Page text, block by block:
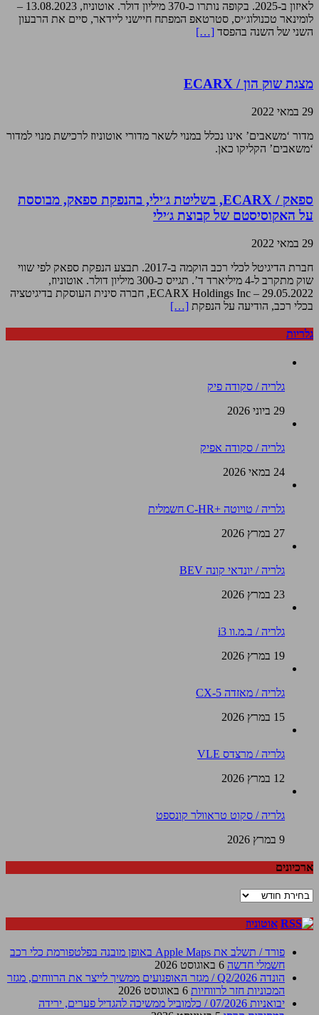
לאיזון ב-2025. בקופה נותרו כ-370 מיליון דולר. אוטוניוז, 13.08.2023 –
לומינאר טכנולוג׳יס, סטרטאפ המפתח חיישני ליידאר, סיים את הרבעון
השני של השנה בהפסד […]
מצגת שוק הון / ECARX
29 במאי 2022
מדור ‘משאבים’ אינו נכלל במנוי לשאר מדורי אוטוניוז לרכישת מנוי למדור
‘משאבים’ הקליקו כאן.
ספאק / ECARX, בשליטת ג׳ילי, בהנפקת ספאק, מבוססת
על האקוסיסטם של קבוצת ג׳ילי
29 במאי 2022
חברת הדיגיטל לכלי רכב הוקמה ב-2017. תבצע הנפקת ספאק לפי שווי
שוק מתקרב ל-4 מיליארד ד’. תגייס כ-300 מיליון דולר. אוטוניוז,
29.05.2022 – ECARX Holdings Inc, חברה סינית העוסקת בדיגיטציה
בכלי רכב, הודיעה על הנפקת […]
גלריות
גלריה / סקודה פיק
29 ביוני 2026
גלריה / סקודה אפיק
24 במאי 2026
גלריה / טויוטה +C-HR חשמלית
27 במרץ 2026
גלריה / יונדאי קונה BEV
23 במרץ 2026
גלריה / ב.מ.וו i3
19 במרץ 2026
גלריה / מאזדה CX-5
15 במרץ 2026
גלריה / מרצדס VLE
12 במרץ 2026
גלריה / סקוט טראוולר קונספט
9 במרץ 2026
ארכיונים
ארכיונים
אוטוניוז
פורד / תשלב את Apple Maps באופן מובנה בפלטפורמת כלי רכב
חשמלי חדשה 6 באוגוסט 2026
הונדה Q2/2026 / מגזר האופנועים ממשיך לייצר את הרווחים, מגזר
המכוניות חזר לרווחיות 6 באוגוסט 2026
יבואניות 07/2026 / כלמוביל ממשיכה להגדיל פערים, ירידה